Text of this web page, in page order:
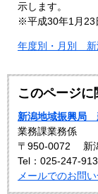
示します。
※平成30年1月23
年度別・月別 新
このページ
新潟地域振興局
業務課業務係
〒950-0072
新
Tel：025-247-
メールでのお問